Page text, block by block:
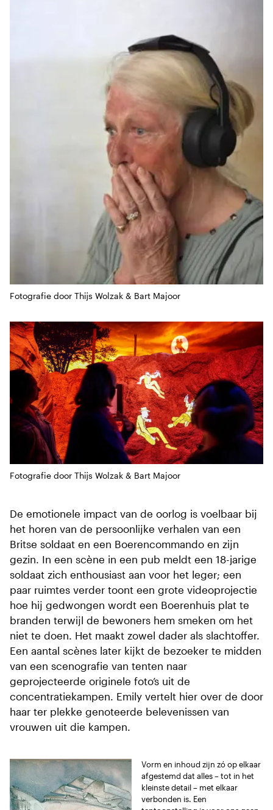
Fotografie door Thijs Wolzak & Bart Majoor
Fotografie door Thijs Wolzak & Bart Majoor
De emotionele impact van de oorlog is voelbaar bij
het horen van de persoonlijke verhalen van een
Britse soldaat en een Boerencommando en zijn
gezin. In een scène in een pub meldt een 18-jarige
soldaat zich enthousiast aan voor het leger; een
paar ruimtes verder toont een grote videoprojectie
hoe hij gedwongen wordt een Boerenhuis plat te
branden terwijl de bewoners hem smeken om het
niet te doen. Het maakt zowel dader als slachtoffer.
Een aantal scènes later kijkt de bezoeker te midden
van een scenografie van tenten naar
geprojecteerde originele foto’s uit de
concentratiekampen. Emily vertelt hier over de door
haar ter plekke genoteerde belevenissen van
vrouwen uit die kampen.
Vorm en inhoud zijn zó op elkaar
afgestemd dat alles – tot in het
kleinste detail – met elkaar
verbonden is. Een